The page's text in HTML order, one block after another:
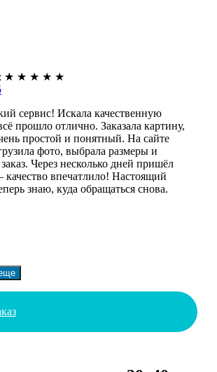
: ★ ★ ★ ★ ★
сервис! Искала качественную
прошло отлично. Заказала картину,
простой и понятный. На сайте
фото, выбрала размеры и
Через несколько дней пришёл
качество впечатлило! Настоящий
знаю, куда обращаться снова.